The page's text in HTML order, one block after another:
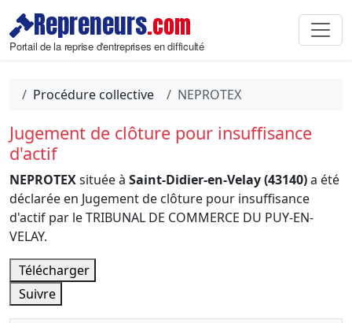
Repreneurs.com
Portail de la reprise d'entreprises en difficulté
Procédure collective NEPROTEX
Jugement de clôture pour insuffisance
d'actif
NEPROTEXsituée à Saint-Didier-en-Velay (43140)a été
déclarée en Jugement de clôture pour insuffisance
d'actif par le TRIBUNAL DE COMMERCE DU PUY-EN-
VELAY.
Télécharger
Suivre